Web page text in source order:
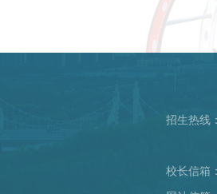
招生热线：
校长信箱